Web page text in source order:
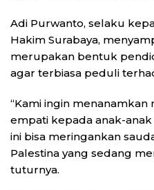
Adi Purwanto, selaku
Hakim Surabaya,
merupakan bentuk
agar terbiasa peduli
“Kami ingin menanamkan
empati kepada anak-anak
ini bisa meringankan
Palestina yang sedang
tuturnya.